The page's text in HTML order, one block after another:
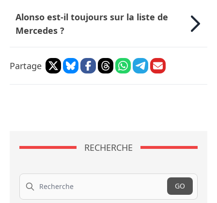
Alonso est-il toujours sur la liste de
Mercedes ?
Partage
RECHERCHE
Recherche
GO